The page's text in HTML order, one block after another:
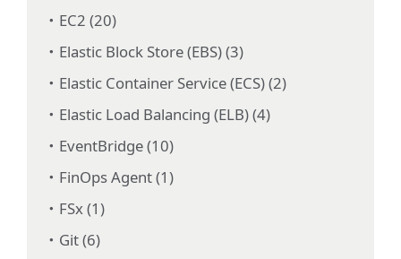
EC2 (20)
Elastic Block Store (EBS) (3)
Elastic Container Service (ECS) (2)
Elastic Load Balancing (ELB) (4)
EventBridge (10)
FinOps Agent (1)
FSx (1)
Git (6)